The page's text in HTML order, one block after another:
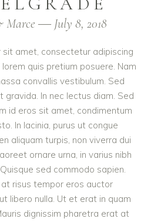
Marce ― July 8, 2018
sit amet, consectetur adipiscing
quis pretium posuere. Nam
convallis vestibulum. Sed
gravida. In nec lectus diam. Sed
id eros sit amet, condimentum
In lacinia, purus ut congue
aliquam turpis, non viverra dui
ornare urna, in varius nibh
sed commodo sapien.
risus tempor eros auctor
libero nulla. Ut et erat in quam
dignissim pharetra erat at